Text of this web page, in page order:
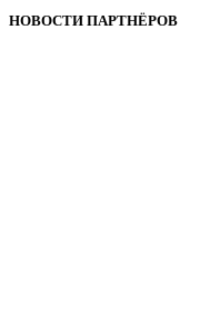
НОВОСТИ ПАРТНЁРОВ